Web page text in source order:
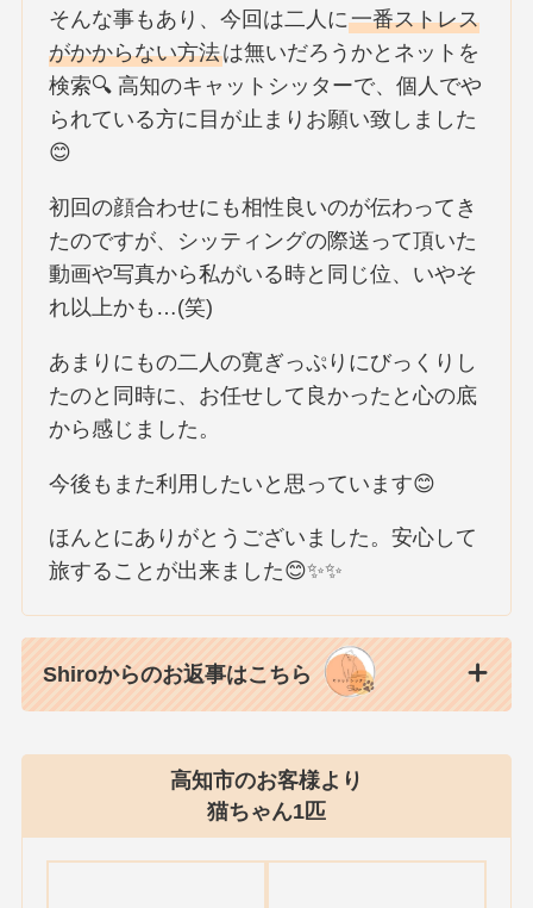
そんな事もあり、今回は二人に一番ストレス
がかからない方法は無いだろうかとネットを
検索🔍 高知のキャットシッターで、個人でや
られている方に目が止まりお願い致しました
😊
初回の顔合わせにも相性良いのが伝わってき
たのですが、シッティングの際送って頂いた
動画や写真から私がいる時と同じ位、いやそ
れ以上かも…(笑)
あまりにもの二人の寛ぎっぷりにびっくりし
たのと同時に、お任せして良かったと心の底
から感じました。
今後もまた利用したいと思っています😊
ほんとにありがとうございました。安心して
旅することが出来ました😊✨✨
Shiroからのお返事はこちら
高知市のお客様より
猫ちゃん1匹